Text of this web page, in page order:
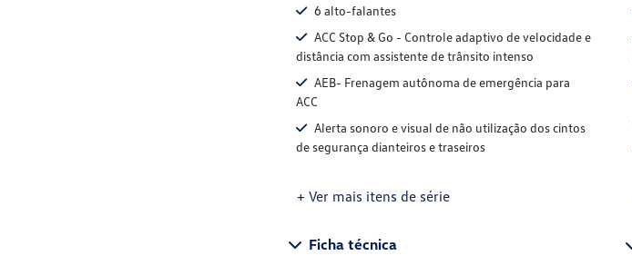
6 alto-falantes
ACC Stop & Go - Controle adaptivo de velocidade e
distância com assistente de trânsito intenso
AEB- Frenagem autônoma de emergência para
ACC
Alerta sonoro e visual de não utilização dos cintos
de segurança dianteiros e traseiros
+ Ver mais itens de série
Ficha técnica